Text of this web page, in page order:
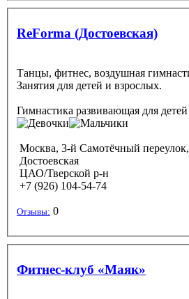
ReForma (Достоевская)
Танцы, фитнес, воздушная
Занятия для детей и взрослых.
Гимнастика развивающая для
Москва, 3-й Самотёчный
Достоевская
ЦАО/Тверской р-н
+7 (926) 104-54-74
Отзывы: 0
Фитнес-клуб «Маяк»